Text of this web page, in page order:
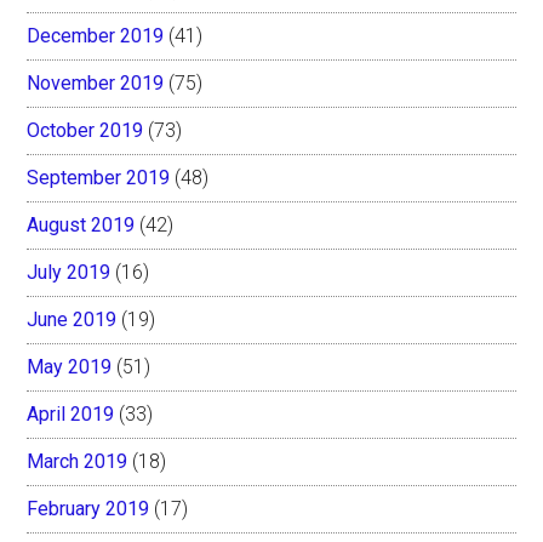
December 2019 (41)
November 2019 (75)
October 2019 (73)
September 2019 (48)
August 2019 (42)
July 2019 (16)
June 2019 (19)
May 2019 (51)
April 2019 (33)
March 2019 (18)
February 2019 (17)